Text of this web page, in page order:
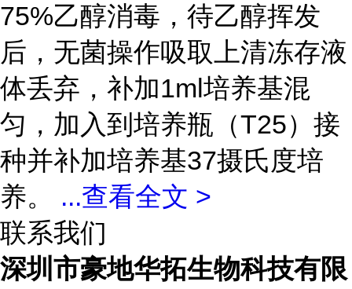
75%乙醇消毒，待乙醇挥发
后，无菌操作吸取上清冻存液
体丢弃，补加1ml培养基混
匀，加入到培养瓶（T25）接
种并补加培养基37摄氏度培
养。 ...查看全文 >
联系我们
深圳市豪地华拓生物科技有限